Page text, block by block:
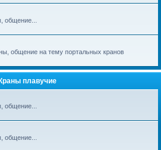
общение...
общение на тему портальных кранов
Краны плавучие
общение...
общение...